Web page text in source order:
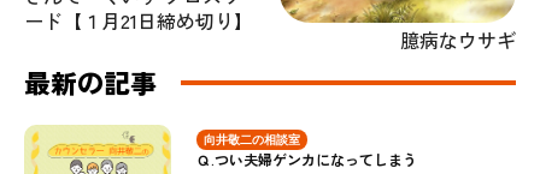
ード【１月21日締め切り】
臆病なウサギ
最新の記事
向井敬二の相談室
Ｑ.つい夫婦ゲンカになってしまう